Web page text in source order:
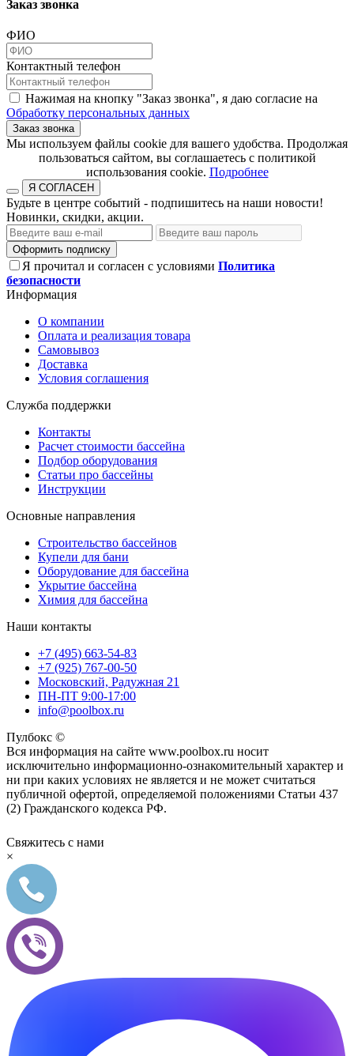
Заказ звонка
ФИО
Контактный телефон
Нажимая на кнопку "Заказ звонка", я даю согласие на
Обработку персональных данных
Заказ звонка
​​​​​​​Мы используем файлы cookie для вашего удобства. Продолжая
пользоваться сайтом, вы соглашаетесь с политикой
использования cookie.​​​​​​​ Подробнее
Я СОГЛАСЕН
Будьте в центре событий - подпишитесь на наши новости!
Новинки, скидки, акции.
Оформить подписку
Я прочитал и согласен с условиями Политика
безопасности
Информация
О компании
Оплата и реализация товара
Самовывоз
Доставка
Условия соглашения
Служба поддержки
Контакты
Расчет стоимости бассейна
Подбор оборудования
Статьи про бассейны
Инструкции
Основные направления
Строительство бассейнов
Купели для бани
Оборудование для бассейна
Укрытие бассейна
Химия для бассейна
Наши контакты
+7 (495) 663-54-83
+7 (925) 767-00-50
Московский, Радужная 21
ПН-ПТ 9:00-17:00
info@poolbox.ru
Пулбокс ©
Вся информация на сайте www.poolbox.ru носит
исключительно информационно-ознакомительный характер и
ни при каких условиях не является и не может считаться
публичной офертой, определяемой положениями Статьи 437
(2) Гражданского кодекса РФ.
Свяжитесь с нами
×